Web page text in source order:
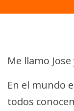
Me llamo
En el mundo
todos